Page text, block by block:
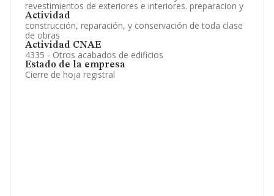
revestimientos de exteriores e interiores. preparacion y
Actividad
construcción, reparación, y conservación de toda clase
de obras
Actividad CNAE
4335 - Otros acabados de edificios
Estado de la empresa
Cierre de hoja registral